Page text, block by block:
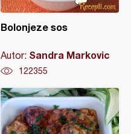
Bolonjeze sos
Autor: Sandra Markovic
122355